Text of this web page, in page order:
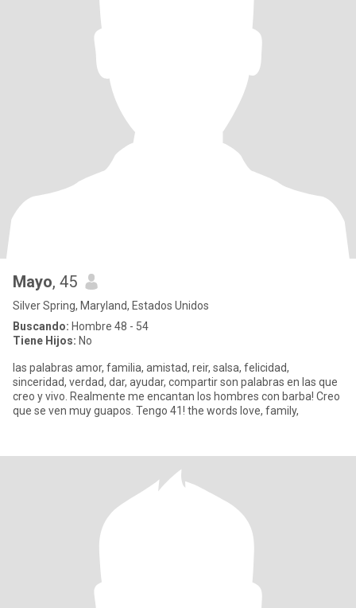
Mayo, 45
Silver Spring, Maryland, Estados Unidos
Buscando: Hombre 48 - 54
Tiene Hijos: No
las palabras amor, familia, amistad, reir, salsa, felicidad,
sinceridad, verdad, dar, ayudar, compartir son palabras en las que
creo y vivo. Realmente me encantan los hombres con barba! Creo
que se ven muy guapos. Tengo 41! the words love, family,